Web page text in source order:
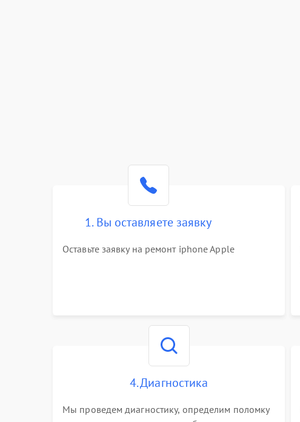
1. Вы оставляете заявку
Оставьте заявку на ремонт iphone Apple
4. Диагностика
Мы проведем диагностику, определим поломку